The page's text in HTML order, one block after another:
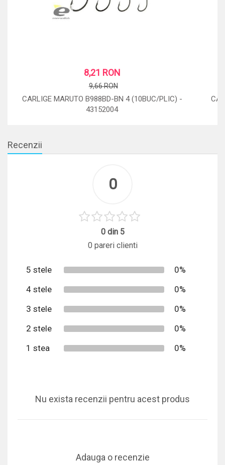
8,21 RON
9,66 RON
CARLIGE MARUTO B988BD-BN 4 (10BUC/PLIC) -
43152004
Recenzii
0
0 din 5
0 pareri clienti
5 stele
0%
4 stele
0%
3 stele
0%
2 stele
0%
1 stea
0%
Nu exista recenzii pentru acest produs
Adauga o recenzie